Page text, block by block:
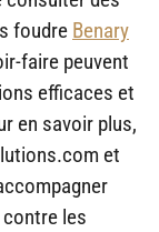
foudre Benary
faire peuvent
efficaces et
en savoir plus,
et
les